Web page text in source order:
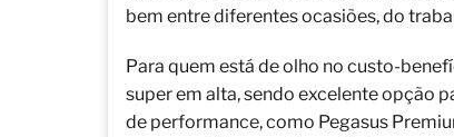
bem entre diferentes ocasiões, do
Para quem está de olho no custo-
super em alta, sendo excelente opção
de performance, como Pegasus